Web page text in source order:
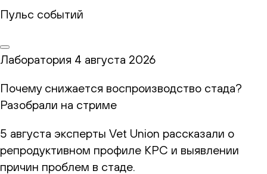
Пульс событий
Лаборатория 4 августа 2026
Почему снижается воспроизводство стада?
Разобрали на стриме
5 августа эксперты Vet Union рассказали о
репродуктивном профиле КРС и выявлении
причин проблем в стаде.